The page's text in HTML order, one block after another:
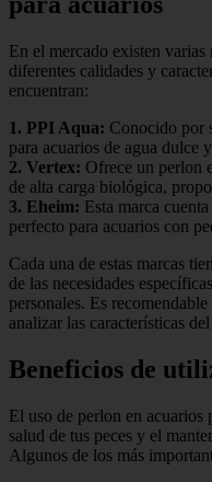
En el mercado existen
diferentes calidades y
encuentran:
1. PPI Aqua: Conocido por
para acuarios de agua dulce
2. Vertex: Ofrece un perlon
de alta carga biológica,
3. Eheim: Esta marca
perfecto para acuarios con
Cada una de estas marcas
de las necesidades
personales. Es
analizar las características
Beneficios de
El uso de perlon en acuarios
salud de tus peces y el
Algunos de los más